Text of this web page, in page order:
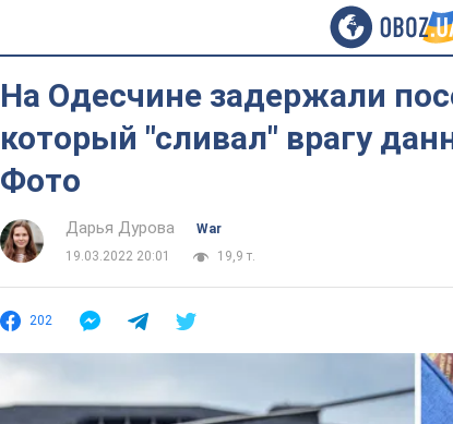
На Одесчине задержали
который "сливал" врагу
Фото
Дарья Дурова
War
19.03.2022 20:01
19,9 т.
202